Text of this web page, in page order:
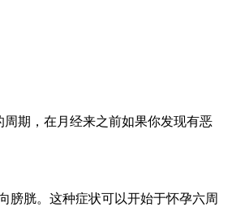
期，在月经来之前如果你发现有恶
膀胱。这种症状可以开始于怀孕六周